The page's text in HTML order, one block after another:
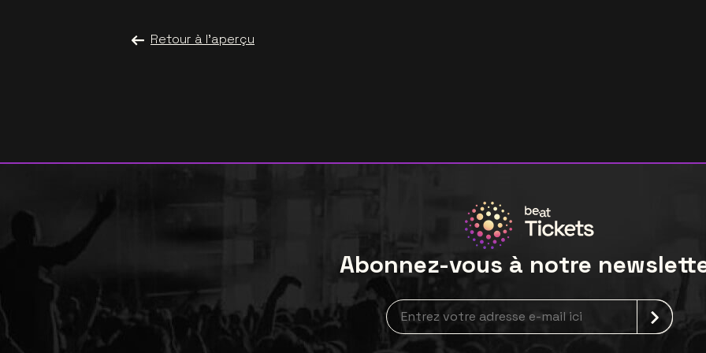
Retour à l'aperçu
Abonnez-vous à notre
Inscription à la newsletter